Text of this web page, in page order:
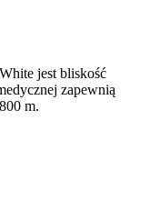
jest bliskość
zapewnią
m.